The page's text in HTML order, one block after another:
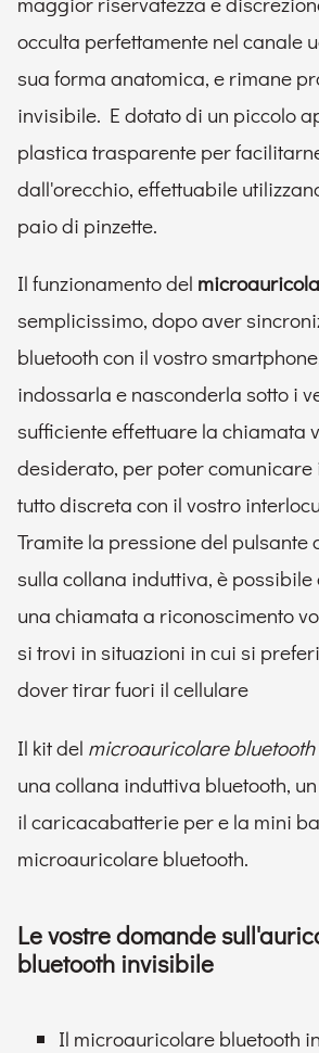
occulta perfettamente nel canale
sua forma anatomica, e rimane
invisibile. E dotato di un piccolo
plastica trasparente per
dall'orecchio, effettuabile
paio di pinzette.
Il funzionamento del
semplicissimo, dopo aver
bluetooth con il vostro
indossarla e nasconderla sotto i
sufficiente effettuare la chiamata
desiderato, per poter comunicare
tutto discreta con il vostro
Tramite la pressione del pulsante
sulla collana induttiva, è
una chiamata a riconoscimento
si trovi in situazioni in cui si
dover tirar fuori il cellulare
Il kit del microauricolare bluetooth
una collana induttiva bluetooth,
il caricacabatterie per e la mini
microauricolare bluetooth.
Le vostre domande
bluetooth invisibile
Il microauricolare bluetooth